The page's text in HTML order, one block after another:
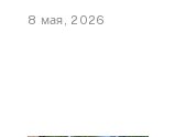
8 мая, 2026